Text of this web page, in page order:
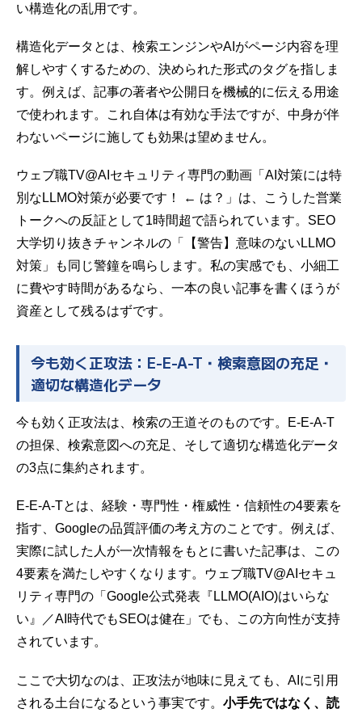
い構造化の乱用です。
構造化データとは、検索エンジンやAIがページ内容を理
解しやすくするための、決められた形式のタグを指しま
す。例えば、記事の著者や公開日を機械的に伝える用途
で使われます。これ自体は有効な手法ですが、中身が伴
わないページに施しても効果は望めません。
ウェブ職TV@AIセキュリティ専門の動画「AI対策には特
別なLLMO対策が必要です！ ← は？」は、こうした営業
トークへの反証として1時間超で語られています。SEO
大学切り抜きチャンネルの「【警告】意味のないLLMO
対策」も同じ警鐘を鳴らします。私の実感でも、小細工
に費やす時間があるなら、一本の良い記事を書くほうが
資産として残るはずです。
今も効く正攻法：E-E-A-T・検索意図の充足・
適切な構造化データ
今も効く正攻法は、検索の王道そのものです。E-E-A-T
の担保、検索意図への充足、そして適切な構造化データ
の3点に集約されます。
E-E-A-Tとは、経験・専門性・権威性・信頼性の4要素を
指す、Googleの品質評価の考え方のことです。例えば、
実際に試した人が一次情報をもとに書いた記事は、この
4要素を満たしやすくなります。ウェブ職TV@AIセキュ
リティ専門の「Google公式発表『LLMO(AIO)はいらな
い』／AI時代でもSEOは健在」でも、この方向性が支持
されています。
ここで大切なのは、正攻法が地味に見えても、AIに引用
される土台になるという事実です。 小手先ではなく、読